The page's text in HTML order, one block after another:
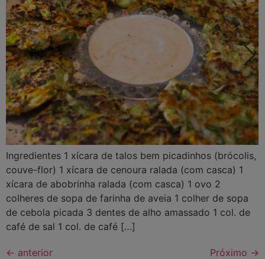
Ingredientes 1 xícara de talos bem picadinhos (brócolis,
couve-flor) 1 xícara de cenoura ralada (com casca) 1
xícara de abobrinha ralada (com casca) 1 ovo 2
colheres de sopa de farinha de aveia 1 colher de sopa
de cebola picada 3 dentes de alho amassado 1 col. de
café de sal 1 col. de café […]
← anterior Próximo →